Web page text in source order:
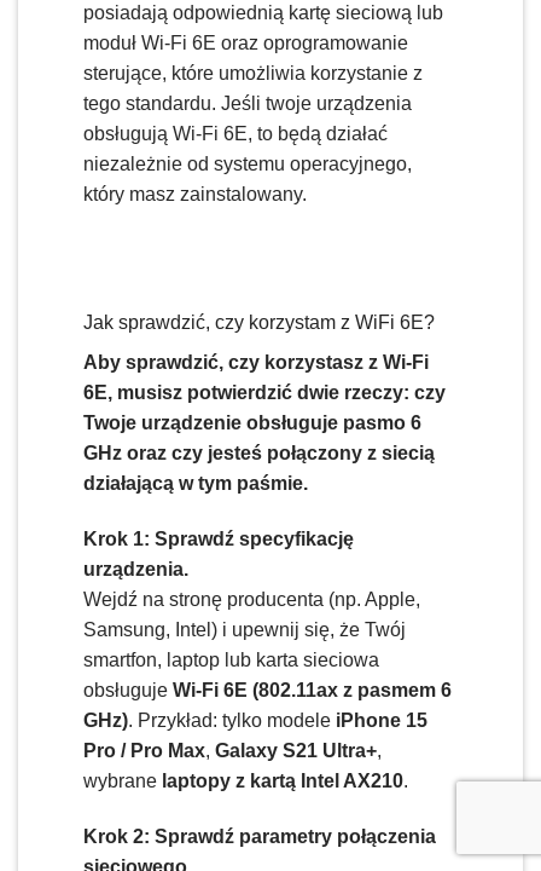
posiadają odpowiednią kartę sieciową lub
moduł Wi-Fi 6E oraz oprogramowanie
sterujące, które umożliwia korzystanie z
tego standardu. Jeśli twoje urządzenia
obsługują Wi-Fi 6E, to będą działać
niezależnie od systemu operacyjnego,
który masz zainstalowany.
Jak sprawdzić, czy korzystam z WiFi 6E?
Aby sprawdzić, czy korzystasz z Wi-Fi
6E, musisz potwierdzić dwie rzeczy: czy
Twoje urządzenie obsługuje pasmo 6
GHz oraz czy jesteś połączony z siecią
działającą w tym paśmie.
Krok 1: Sprawdź specyfikację
urządzenia.
Wejdź na stronę producenta (np. Apple,
Samsung, Intel) i upewnij się, że Twój
smartfon, laptop lub karta sieciowa
obsługujeWi-Fi 6E (802.11ax z pasmem 6
GHz). Przykład: tylko modele iPhone 15
Pro / Pro Max,Galaxy S21 Ultra+,
wybrane laptopy z kartą Intel AX210.
Krok 2: Sprawdź parametry połączenia
sieciowego.